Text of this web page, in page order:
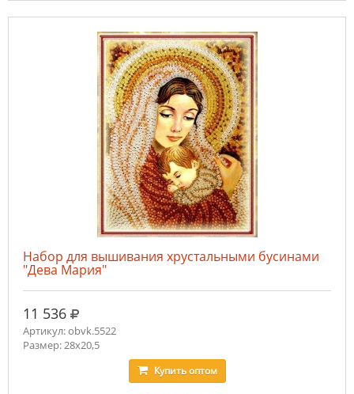
Набор для вышивания хрустальными бусинами
"Дева Мария"
11 536 руб.
Артикул: obvk.5522
Размер: 28х20,5
Купитьоптом